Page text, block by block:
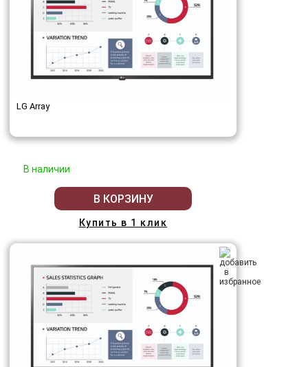
LG Array
В наличии
В КОРЗИНУ
Купить в 1 клик